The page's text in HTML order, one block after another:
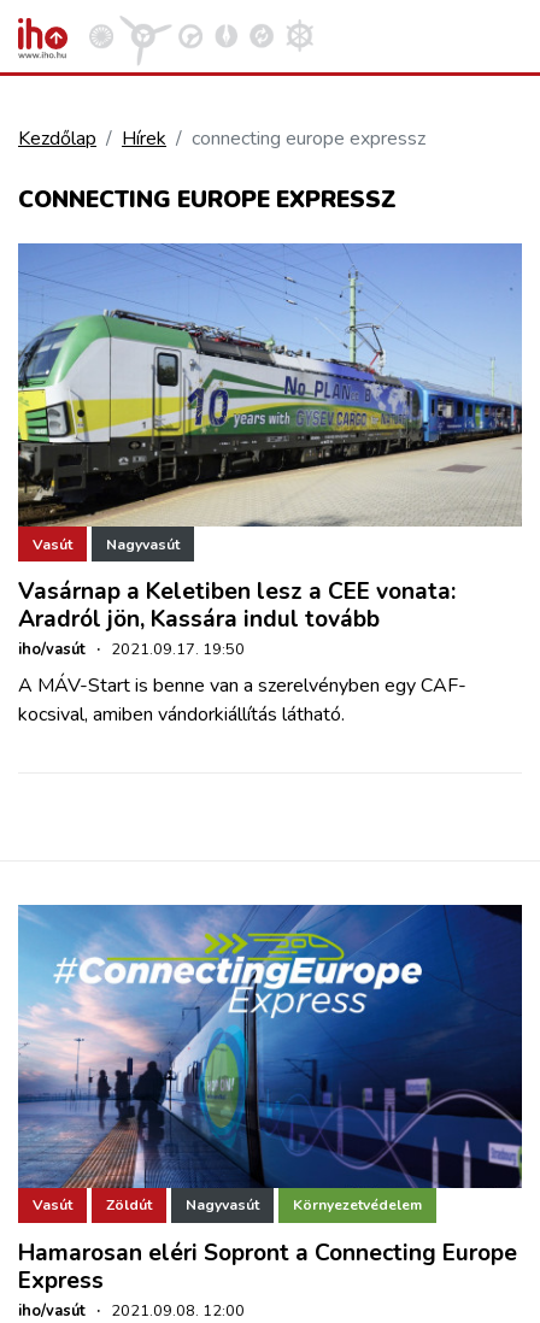
REPÜLÉS
KÖZLEKEDÉSFEJLESZTÉS
ELLÁTÁSI LÁNC
ZÖLDÚT
HAJÓZÁS
BLOG
BELÉPÉS
REGISZTRÁCIÓ
Kezdőlap Hírek connecting europe expressz
CONNECTING EUROPE EXPRESSZ
Vasút Nagyvasút
Vasárnap a Keletiben lesz a CEE vonata:
Aradról jön, Kassára indul tovább
iho/vasút · 2021.09.17. 19:50
A MÁV-Start is benne van a szerelvényben egy CAF-
kocsival, amiben vándorkiállítás látható.
Vasút Zöldút Nagyvasút Környezetvédelem
Hamarosan eléri Sopront a Connecting Europe
Express
iho/vasút · 2021.09.08. 12:00